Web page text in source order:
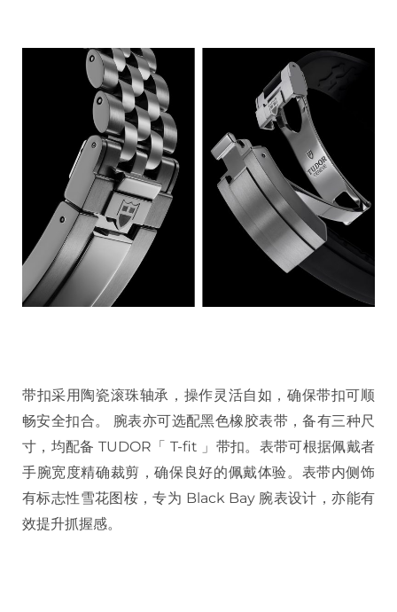
带扣采用陶瓷滚珠轴承，操作灵活自如，确保带扣可顺
畅安全扣合。 腕表亦可选配黑色橡胶表带，备有三种尺
寸，均配备 TUDOR「 T-fit 」带扣。表带可根据佩戴者
手腕宽度精确裁剪，确保良好的佩戴体验。表带内侧饰
有标志性雪花图桉，专为 Black Bay 腕表设计，亦能有
效提升抓握感。